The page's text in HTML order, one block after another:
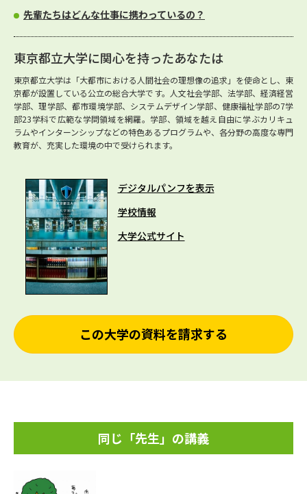
先輩たちはどんな仕事に携わっているの？
東京都立大学に関心を持ったあなたは
東京都立大学は「大都市における人間社会の理想像の追求」を使命とし、東
京都が設置している公立の総合大学です。人文社会学部、法学部、経済経営
学部、理学部、都市環境学部、システムデザイン学部、健康福祉学部の7学
部23学科で広範な学問領域を網羅。学部、領域を越え自由に学ぶカリキュ
ラムやインターンシップなどの特色あるプログラムや、各分野の高度な専門
教育が、充実した環境の中で受けられます。
デジタルパンフを表示
学校情報
大学公式サイト
この大学の資料を請求する
同じ「先生」の講義